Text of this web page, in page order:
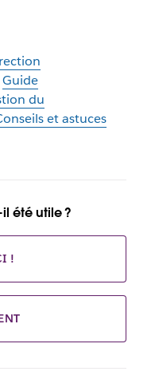
Guide
du
et astuces
été utile ?
!